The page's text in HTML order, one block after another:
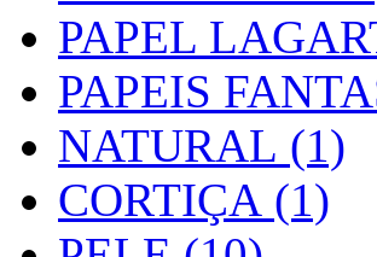
PAPEL
PAPEIS
NATURAL (1)
CORTIÇA (1)